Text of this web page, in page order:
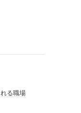
る職場